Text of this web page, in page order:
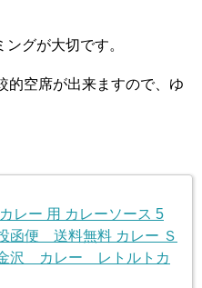
グが大切です。
的空席が出来ますので、ゆ
レー 用 カレーソース 5
函便 送料無料 カレー Ｓ
沢 カレー レトルトカ